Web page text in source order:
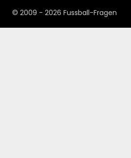
© 2009 - 2026 Fussball-Fragen